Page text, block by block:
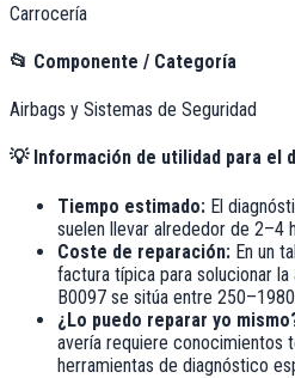
Carrocería
📂 Componente / Categoría
Airbags y Sistemas de Seguridad
💡Información de utilidad para el
Tiempo estimado: El
suelen llevar alrededor de 2–4
Coste de reparación: En un
factura típica para solucionar
B0097 se sitúa entre
¿Lo puedo reparar yo
avería requiere conocimientos
herramientas de diagnóstico